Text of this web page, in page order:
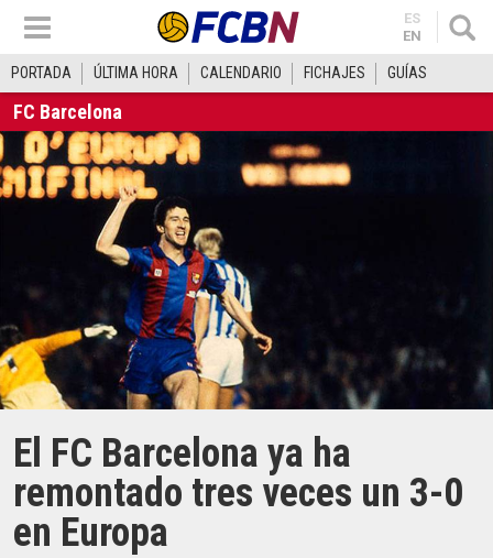
ES
EN
PORTADA ÚLTIMA HORA CALENDARIO FICHAJES GUÍAS
FC Barcelona
El FC Barcelona ya ha
remontado tres veces un 3-0
en Europa